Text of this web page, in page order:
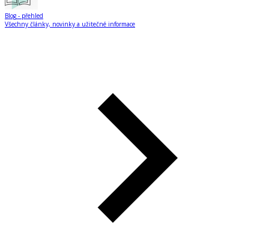
Blog - přehled
Všechny články, novinky a užitečné informace